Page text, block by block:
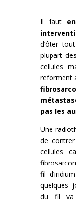
Il faut
d’ôter
plupart
cellules
reforment
pas les
Une
de
cellules
fil
quelques
du fil va